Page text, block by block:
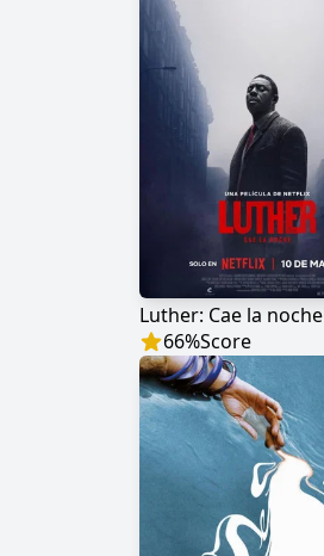
Luther: Cae la noche
66%Score